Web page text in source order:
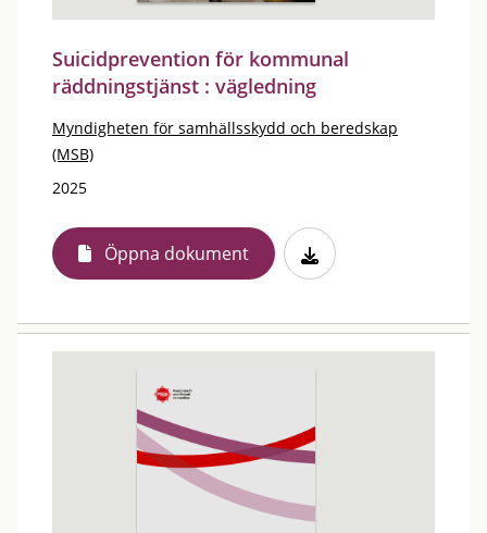
Suicidprevention för kommunal
räddningstjänst : vägledning
Myndigheten för samhällsskydd och beredskap
(MSB)
2025
Öppna dokument